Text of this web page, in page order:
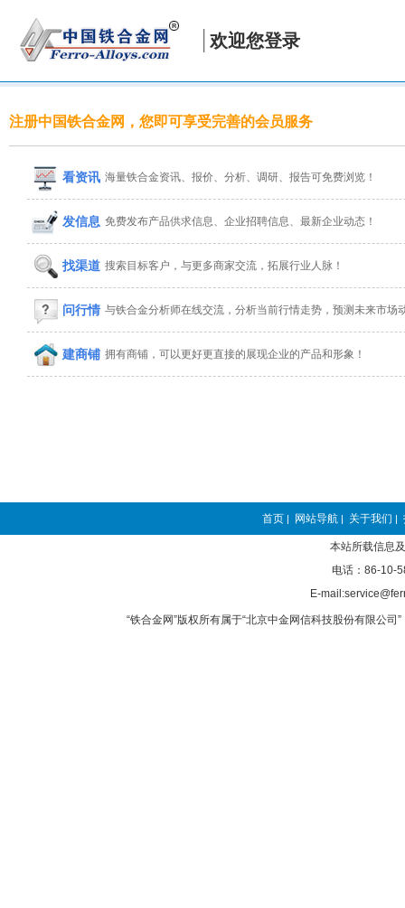
欢迎您登录
注册中国铁合金网，您即可享受完善的会员服务
看资讯 海量铁合金资讯、报价、分析、调研、报告可免费浏览！
发信息 免费发布产品供求信息、企业招聘信息、最新企业动态！
找渠道 搜索目标客户，与更多商家交流，拓展行业人脉！
问行情 与铁合金分析师在线交流，分析当前行情走势，预测未来市场
建商铺 拥有商铺，可以更好更直接的展现企业的产品和形象！
首页 | 网站导航 | 关于我们 |
本站所载信息
电话：86-10-
E-
“铁合金网”版权所有属于“北京中金网信科技股份有限公司